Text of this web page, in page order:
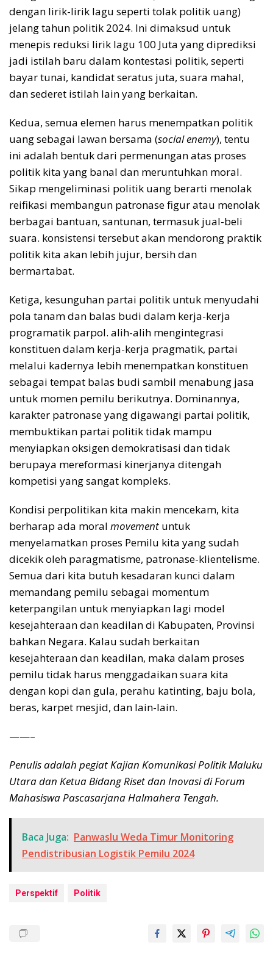
dengan lirik-lirik lagu seperti tolak politik uang)
jelang tahun politik 2024. Ini dimaksud untuk
menepis reduksi lirik lagu 100 Juta yang diprediksi
jadi istilah baru dalam kontestasi politik, seperti
bayar tunai, kandidat seratus juta, suara mahal,
dan sederet istilah lain yang berkaitan.
Kedua, semua elemen harus menempatkan politik
uang sebagai lawan bersama (social enemy), tentu
ini adalah bentuk dari permenungan atas proses
politik kita yang banal dan meruntuhkan moral.
Sikap mengeliminasi politik uang berarti menolak
reifikasi membangun patronase figur atau menolak
berbagai bantuan, santunan, termasuk jual-beli
suara. konsistensi tersebut akan mendorong praktik
politik kita akan lebih jujur, bersih dan
bermartabat.
Ketiga, kesunguhan partai politik untuk menyudahi
pola tanam dan balas budi dalam kerja-kerja
programatik parpol. alih-alih mengintegrasi
konstituen dalam kerja-kerja pragmatik, partai
melalui kadernya lebih menempatkan konstituen
sebagai tempat balas budi sambil menabung jasa
untuk momen pemilu berikutnya. Dominannya,
karakter patronase yang digawangi partai politik,
membuktikan partai politik tidak mampu
menyiapkan oksigen demokratisasi dan tidak
berupaya mereformasi kinerjanya ditengah
kompetisi yang sangat kompleks.
Kondisi perpolitikan kita makin mencekam, kita
berharap ada moral movement untuk
menyelamatkan proses Pemilu kita yang sudah
dicekik oleh paragmatisme, patronase-klientelisme.
Semua dari kita butuh kesadaran kunci dalam
memandang pemilu sebagai momentum
keterpangilan untuk menyiapkan lagi model
kesejahteraan dan keadilan di Kabupaten, Provinsi
bahkan Negara. Kalau sudah berkaitan
kesejahteraan dan keadilan, maka dalam proses
pemilu tidak harus menggadaikan suara kita
dengan kopi dan gula, perahu katinting, baju bola,
beras, karpet mesjid, dan lain-lain.
——–
Penulis adalah pegiat Kajian Komunikasi Politik Maluku
Utara dan Ketua Bidang Riset dan Inovasi di Forum
Mahasiswa Pascasarjana Halmahera Tengah.
Baca Juga: Panwaslu Weda Timur Monitoring
Pendistribusian Logistik Pemilu 2024
Perspektif Politik